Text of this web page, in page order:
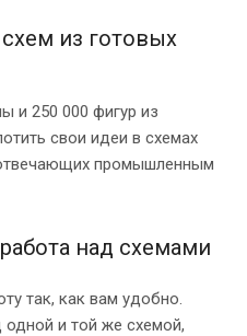
из готовых
и 250 000 фигур из
свои идеи в схемах
промышленным
над схемами
так, как вам удобно.
и той же схемой,